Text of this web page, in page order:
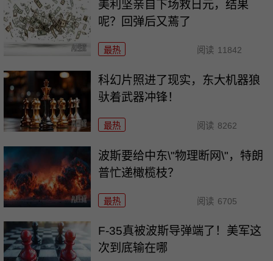
美利坚亲自下场救日元，结果
呢？回弹后又蔫了
最热 阅读 11842
科幻片照进了现实，东大机器狼
驮着武器冲锋！
最热 阅读 8262
波斯要给中东\"物理断网\"，特朗
普忙递橄榄枝？
最热 阅读 6705
F-35真被波斯导弹端了！美军这
次到底输在哪